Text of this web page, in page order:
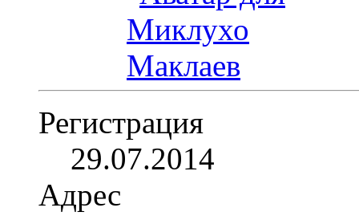
Регистрация
29.07.2014
Адрес